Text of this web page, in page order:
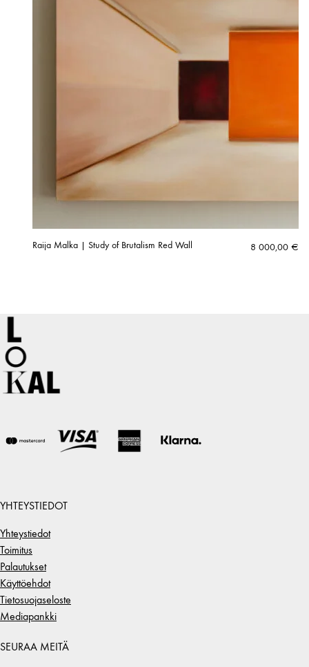
Raija Malka | Study of Brutalism Red Wall 8 000,00 €
YHTEYSTIEDOT
Yhteystiedot
Toimitus
Palautukset
Käyttöehdot
Tietosuojaseloste
Mediapankki
SEURAA MEITÄ